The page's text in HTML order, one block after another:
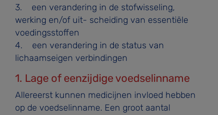
3. een verandering in de stofwisseling,
werking en/of uit- scheiding van essentiële
voedingsstoffen
4. een verandering in de status van
lichaamseigen verbindingen
1. Lage of eenzijdige voedselinname
Allereerst kunnen medicijnen invloed hebben
op de voedselinname. Een groot aantal